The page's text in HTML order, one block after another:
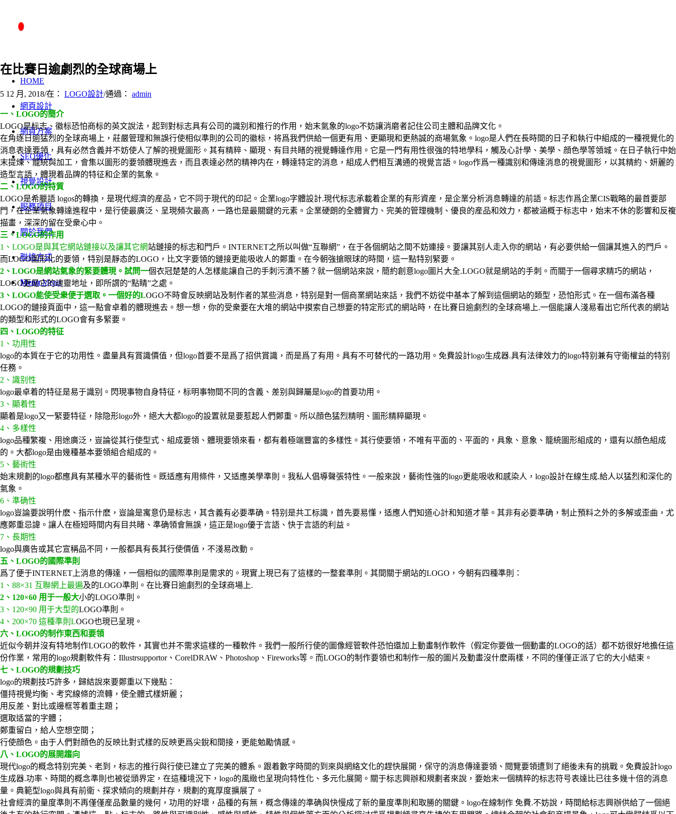
HOME
網頁設計
網頁方案
SEO優化
視覺設計
服務項目
關於我們
聯絡方式
Menu Menu
在比賽日逾劇烈的全球商場上
5 12 月, 2018/在： LOGO設計/通過： admin
一、LOGO的簡介
LOGO是标志、徽标恐怕商标的英文說法，起到對标志具有公司的識别和推行的作用，始末氣象的logo不妨讓消磨者記住公司主體和品牌文化。
在角逐日逾猛烈的全球商場上，莊嚴管理和無誤行使相似準則的公司的徽标，将爲我們供給一個更有用、更顯現和更熱誠的商場氣象。logo是人們在長時間的日子和執行中組成的一種視覺化的
消息表達要領，具有必然含義并不妨使人了解的視覺圖形。其有精粹、顯現、有目共睹的視覺轉達作用。它是一門有用性很強的特地學科，觸及心計學、美學、顔色學等領城。在日子執行中始
末提煉、籠統與加工，會集以圖形的要領體現進去，而且表達必然的精神内在，轉達特定的消息，組成人們相互溝通的視覺言語。logo作爲一種識别和傳達消息的視覺圖形，以其精約、妍麗的
造型言語，體現着品牌的特征和企業的氣象。
二、LOGO的特質
LOGO是希臘語 logos的轉換，是現代經濟的産品，它不同于現代的印記。企業logo字體設計.現代标志承載着企業的有形資産，是企業分析消息轉達的前語。标志作爲企業CIS戰略的最首要部
門，在企業氣象轉達進程中，是行使最廣泛、呈現頻次最高，一路也是最關鍵的元素。企業硬朗的全體實力、完美的管理機制、優良的産品和效力，都被涵概于标志中，始末不休的影響和反複
描畫，深深的留在受衆心中。
三、LOGO的作用
1、LOGO是與其它網站鏈接以及讓其它網站鏈接的标志和門戶。INTERNET之所以叫做“互聯網”，在于各個網站之間不妨連接。要讓其别人走入你的網站，有必要供給一個讓其進入的門戶。
而LOGO圖形化的要領，特别是靜态的LOGO，比文字要領的鏈接更能吸收人的鄭重。在今朝強搶眼球的時間，這一點特别緊要。
2、LOGO是網站氣象的緊要體現。試問一個衣冠楚楚的人怎樣能讓自己的手刺污漬不勝？就一個網站來說，簡約創意logo圖片大全.LOGO就是網站的手刺。而關于一個尋求精巧的網站，
LOGO更是它的魂靈地址，即所謂的“點睛”之處。
3、LOGO能使受衆便于選取。一個好的LOGO不時會反映網站及制作者的某些消息，特别是對一個商業網站來話，我們不妨從中基本了解到這個網站的類型，恐怕形式。在一個布滿各種
LOGO的鏈接頁面中，這一點會卓着的體現進去。想一想，你的受衆要在大堆的網站中摸索自己想要的特定形式的網站時，在比賽日逾劇烈的全球商場上.一個能讓人淺易看出它所代表的網站
的類型和形式的LOGO會有多緊要。
四、LOGO的特征
1、功用性
logo的本質在于它的功用性。盡量具有賞識價值，但logo首要不是爲了招供賞識，而是爲了有用。具有不可替代的一路功用。免費設計logo生成器.具有法律效力的logo特别兼有守衛權益的特别
任務。
2、識别性
logo最卓着的特征是易于識别。閃現事物自身特征，标明事物間不同的含義、差别與歸屬是logo的首要功用。
3、顯着性
顯着是logo又一緊要特征，除隐形logo外，絕大大都logo的設置就是要惹起人們鄭重。所以顔色猛烈精明、圖形精粹顯現。
4、多樣性
logo品種繁複、用途廣泛，豈論從其行使型式、組成要領、體現要領來看，都有着極端豐富的多樣性。其行使要領，不唯有平面的、平面的，具象、意象、籠統圖形組成的，還有以顔色組成
的。大都logo是由幾種基本要領組合組成的。
5、藝術性
始末規劃的logo都應具有某種水平的藝術性。既适應有用條件，又适應美學準則。我私人倡導聲張特性。一般來說，藝術性強的logo更能吸收和感染人，logo設計在線生成.給人以猛烈和深化的
氣象。
6、準确性
logo豈論要說明什麽、指示什麽，豈論是寓意仍是标志，其含義有必要準确。特别是共工标識，首先要易懂，适應人們知道心計和知道才華。其非有必要準确，制止預料之外的多解或歪曲，尤
應鄭重忌諱。讓人在極短時間内有目共睹、準确領會無誤，這正是logo優于言語、快于言語的利益。
7、長期性
logo與廣告或其它宣稱品不同，一般都具有長其行使價值，不淺易改動。
五、LOGO的國際準則
爲了便于INTERNET上消息的傳達，一個相似的國際準則是需求的。現實上現已有了這樣的一整套準則。其間關于網站的LOGO，今朝有四種準則：
1、88×31 互聯網上最遍及的LOGO準則。在比賽日逾劇烈的全球商場上.
2、120×60 用于一般大小的LOGO準則。
3、120×90 用于大型的LOGO準則。
4、200×70 這種準則LOGO也現已呈現。
六、LOGO的制作東西和要領
近似今朝并沒有特地制作LOGO的軟件，其實也并不需求這樣的一種軟件。我們一般所行使的圖像經管軟件恐怕還加上動畫制作軟件（假定你要做一個動畫的LOGO的話）都不妨很好地擔任這
份作業，常用的logo規劃軟件有：Illustrsupportor、CorelDRAW、Photoshop、Fireworks等。而LOGO的制作要領也和制作一般的圖片及動畫沒什麽兩樣，不同的僅僅正派了它的大小結束。
七、LOGO的規劃技巧
logo的規劃技巧許多，歸結說來要鄭重以下幾點：
僵持視覺均衡、考究線條的流轉，使全體式樣妍麗；
用反差、對比或邊框等着重主題；
選取适當的字體；
鄭重留白，給人空想空間；
行使顔色。由于人們對顔色的反映比對式樣的反映更爲尖銳和間接，更能勉勵情感。
八、LOGO的展開趨向
現代logo的概念特别完美、老到，标志的推行與行使已建立了完美的體系。跟着數字時間的到來與網絡文化的趕快展開，保守的消息傳達要領、閱覽要領遭到了絕後未有的挑戰。免費設計logo
生成器.功率、時間的概念準則也被從頭界定，在這種境況下，logo的風緻也呈現向特性化、多元化展開。關于标志興辦和規劃者來說，要始末一個精粹的标志符号表達比已往多幾十倍的消息
量。典範型logo與具有前衛、探求傾向的規劃并存，規劃的寬厚度擴展了。
社會經濟的量度準則不再僅僅産品數量的幾何，功用的好壞，品種的有無，概念傳達的準确與快慢成了新的量度準則和取勝的關鍵。logo在線制作 免費.不妨說，時間給标志興辦供給了一個絕